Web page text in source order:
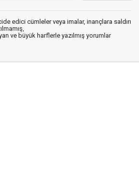
edici cümleler veya imalar, inançlara saldırı
ve büyük harflerle yazılmış yorumlar